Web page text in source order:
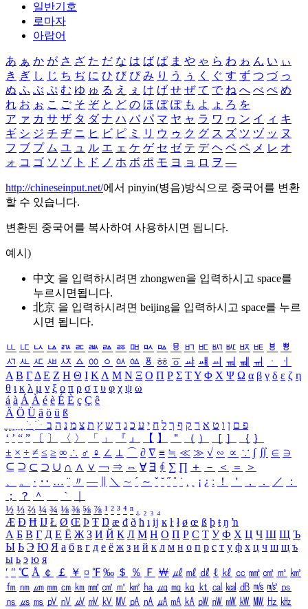
일반기호
로마자
아랍어
あ ぁ か が さ ざ た だ な は ば ぱ ま や ゃ ら わ ゎ ん い ぃ
き ぎ し じ ち ぢ に ひ び ぴ み り う ぅ く ぐ す ず つ づ っ
ぬ ふ ぶ ぷ む ゆ ゅ る え ぇ け げ せ ぜ て で ね へ べ ぺ め
れ お ぉ こ ご そ ぞ と ど の ほ ぼ ぽ も よ ょ ろ を
ア ァ カ サ ザ タ ダ ナ ハ バ パ マ ヤ ャ ラ ワ ヮ ン イ ィ キ
ギ シ ジ チ ヂ ニ ヒ ビ ピ ミ リ ウ ゥ ク グ ス ズ ツ ヅ ッ ヌ
フ ブ プ ム ユ ュ ル エ ェ ケ ゲ セ ゼ テ デ ヘ ベ ペ メ レ オ
ォ コ ゴ ソ ゾ ト ド ノ ホ ボ ポ モ ヨ ョ ロ ヲ ―
http://chineseinput.net/에서 pinyin(병음)방식으로 중국어를 변환
할 수 있습니다.
변환된 중국어를 복사하여 사용하시면 됩니다.
예시)
中文 을 입력하시려면 zhongwen을 입력하시고 space를
누르시면됩니다.
北京 을 입력하시려면 beijing을 입력하시고 space를 누르
시면 됩니다.
ㅥ ㅦ ㅧ ㅨ ㅩ ㅪ ㅫ ㅬ ㅭ ㅮ ㅯ ㅰ ㅱ ㅲ ㅳ ㅴ ㅵ ㅶ ㅷ ㅸ
ㅹ
ㅺ ㅻ ㅼ ㅽ ㅾ ㅿ ㆀ ㆁ ㆂ ㆃ ㆄ ㆅ ㆆ ㆇ ㆈ ㆉ ㆊ ㆋ ㆌ ㆍ
ㆎ
Α Β ΓΔ Ε Ζ Η Θ Ι ΚΛ Μ Ν Ξ Ο Π Ρ Σ ΤΥ Φ Χ Ψ Ω α β γ δ ε ζ η
θ ι κ λ μ ν ξ ο π ρ σ τ υ φ χ ψ ω
á à Á À é è É È ç Ç ê
Ä Ö Ü ä ö ü ß
ִֶֹ ֻּ ׁׂ פ ם ן ו ט א ר ק ף ך ל ח י ע כ ג ד ש ץ ת צ מ נ ה ב
‘ ’ “ ” 〔 〕 〈 〉 「 」 『 』 【 】 ＂ （ ） ［ ］ ｛ ｝
± × ÷ ≠ ≤ ≥ ∞ ∴ ♂ ♀ ∠ ⊥ ⌒ ∂ ∇ ≡ ≒ ≪ ≫ √ ∽ ∝ ∵ ∫ ∬ ∈ ∋
⊆ ⊇ ⊂ ⊃ ∪ ∩ ∧ ∨ ￢ ⇒ ⇔ ∀ ∃ ∮ ∑ ∏ ＋ － ＜ ＝
＞
、
。 · ‥ … ¨ 〃 ― ＼ ∼ ´ ～ ˇ ˘ ˝ ˚ ˙ ¸ ¡ ¿ ː ！ ＇ ， ． ／
：
；
？ ＾ ｀
½ ⅓ ⅔ ¼ ¾ ⅛ ⅜ ⅝ ⅞ ¹ ² ³ ⁴ ⁿ ₁ ₂ ₃ ₄
Æ Ð Ħ Ĳ Ł Ø Œ Þ Ŧ Ŋ æ đ ð ħ ı ĳ ĸ ŀ ł ø œ ß þ ŧ ŋ ŉ
А Б В Г Д Е Ё Ж З И Й К Л М Н О П Р С Т У Ф Х Ц Ч Ш Щ Ъ
Ы Ь Э Ю Я а б в г д е ё ж з и й к л м н о п р с т у ф х ц ч ш щ ъ
ы ь э ю я
′ ″ ℃ Å ￠ ￡ ￥ ¤ ℉ ‰ ＄ ％ Ｆ ￦ ㎕ ㎖ ㎗ ℓ ㎘ ㏄ ㎣ ㎤ ㎥ ㎦
㎙ ㎚ ㎛ ㎜ ㎝ ㎞ ㎟ ㎠ ㎡ ㎢ ㏊ ㎍ ㎎ ㎏ ㏏ ㎈ ㎉ ㏈ ㎧ ㎨ ㎰
㎱ ㎲ ㎳ ㎴ ㎵ ㎶ ㎷ ㎸ ㎹ ㎀ ㎁ ㎂ ㎃ ㎄ ㎺ ㎻ ㎽ ㎾ ㎿ ㎐ ㎑